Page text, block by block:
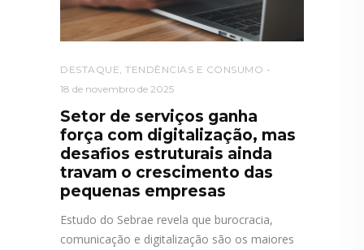
DESTAQUE, TENDÊNCIAS E CONSUMO
18 de novembro de 2025
Setor de serviços ganha
força com digitalização, mas
desafios estruturais ainda
travam o crescimento das
pequenas empresas
Estudo do Sebrae revela que burocracia,
comunicação e digitalização são os maiores